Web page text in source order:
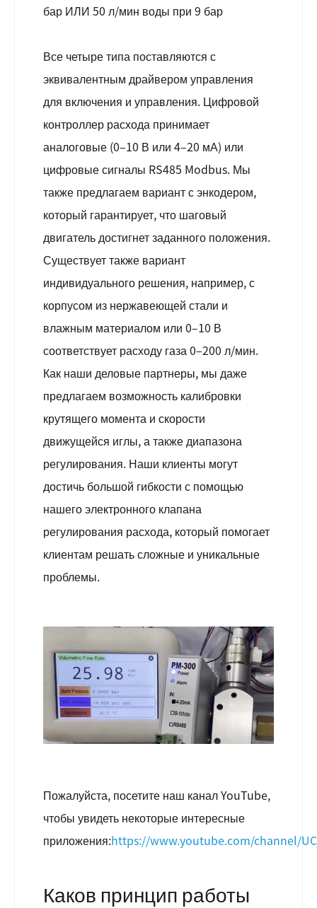
бар ИЛИ 50 л/мин воды при 9 бар
Все четыре типа поставляются с
эквивалентным драйвером управления
для включения и управления. Цифровой
контроллер расхода принимает
аналоговые (0–10 В или 4–20 мА) или
цифровые сигналы RS485 Modbus. Мы
также предлагаем вариант с энкодером,
который гарантирует, что шаговый
двигатель достигнет заданного положения.
Существует также вариант
индивидуального решения, например, с
корпусом из нержавеющей стали и
влажным материалом или 0–10 В
соответствует расходу газа 0–200 л/мин.
Как наши деловые партнеры, мы даже
предлагаем возможность калибровки
крутящего момента и скорости
движущейся иглы, а также диапазона
регулирования. Наши клиенты могут
достичь большой гибкости с помощью
нашего электронного клапана
регулирования расхода, который помогает
клиентам решать сложные и уникальные
проблемы.
Пожалуйста, посетите наш канал YouTube,
чтобы увидеть некоторые интересные
приложения:https://www.youtube.com/channel/
Каков принцип работы